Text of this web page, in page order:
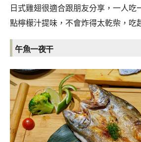
日式雞翅很適合跟朋友分享，一人吃
點檸檬汁提味，不會炸得太乾柴，吃
午魚一夜干